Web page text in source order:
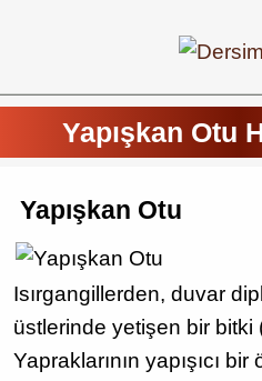
Yapışkan Otu
Yapışkan Otu
Isırgangillerden, duvar
üstlerinde yetişen bir bitki
Yapraklarının yapışıcı